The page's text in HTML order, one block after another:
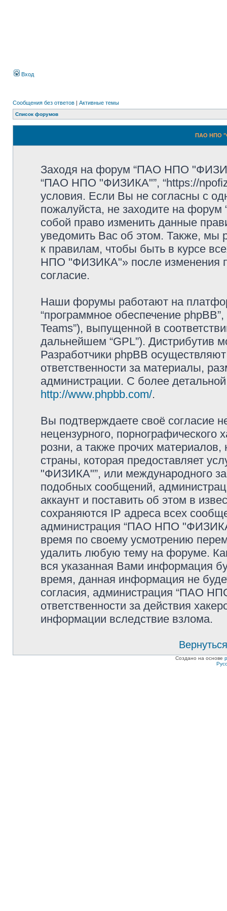
Вход
Сообщения без ответов | Активные темы
Список форумов
ПАО НПО
Заходя на форум “ПАО НПО
“ПАО НПО "ФИЗИКА"”, “https://
условия. Если Вы не согласны с
пожалуйста, не заходите на
собой право изменить данные
уведомить Вас об этом. Также, мы
к правилам, чтобы быть в курсе
НПО "ФИЗИКА"» после изменения
согласие.
Наши форумы работают на
“программное обеспечение
Teams”), выпущенной в
дальнейшем “GPL”). Дистрибутив
Разработчики phpBB
ответственности за материалы,
администрации. С более
http://www.phpbb.com/.
Вы подтверждаете своё согласие
нецензурного, порнографического
розни, а также прочих
страны, которая предоставляет
"ФИЗИКА"”, или международного
подобных сообщений,
аккаунт и поставить об этом в
сохраняются IP адреса всех
администрация “ПАО НПО
время по своему усмотрению
удалить любую тему на форуме.
вся указанная Вами информация
время, данная информация не
согласия, администрация “ПАО
ответственности за действия
информации вследствие взлома.
Создано на основе